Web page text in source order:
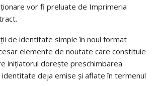
vor fi preluate de Imprimeria
de identitate simple în noul format
elemente de noutate care constituie
inițiatorul dorește preschimbarea
deja emise și aflate în termenul